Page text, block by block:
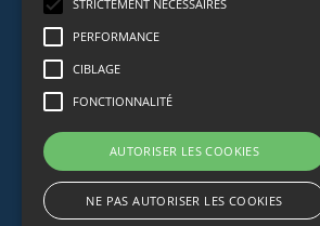
FMGC
STRICTEMENT NÉCESSAIRES
PERFORMANCE
CIBLAGE
FONCTIONNALITÉ
AUTORISER LES COOKIES
NE PAS AUTORISER LES COOKIES